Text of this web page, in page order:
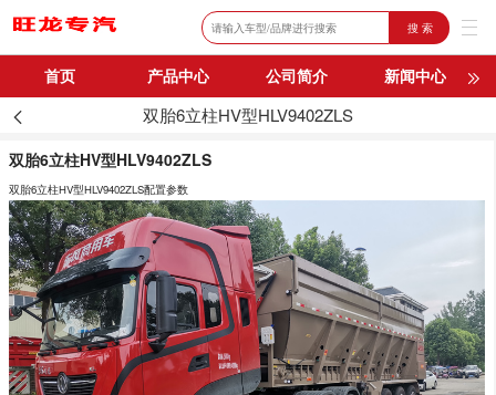
搜 索
首页 产品中心 公司简介
新闻中心
双胎6立柱HV型HLV9402ZLS
双胎6立柱HV型HLV9402ZLS
双胎6立柱HV型HLV9402ZLS配置参数